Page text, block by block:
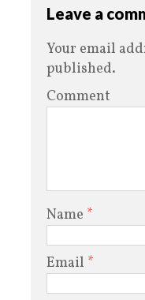
Leave a
Your email
published.
Comment
Name *
Email *